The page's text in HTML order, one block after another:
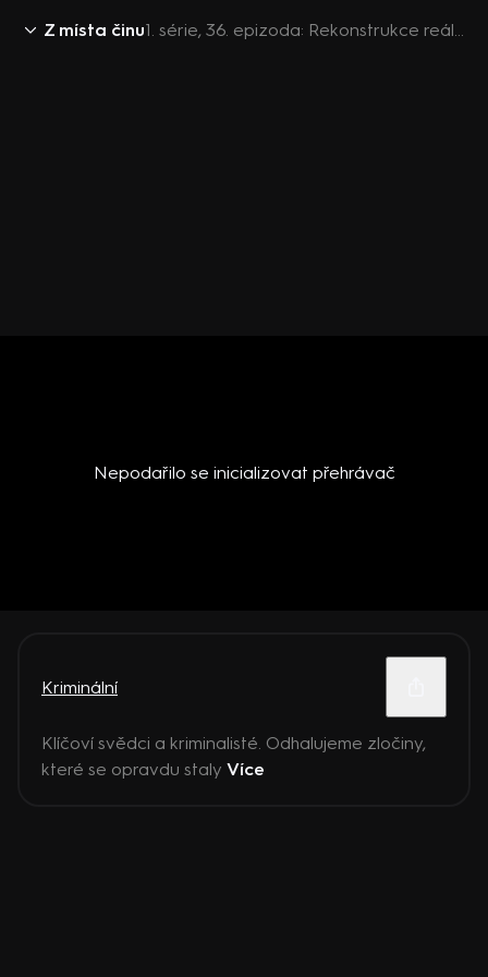
Z místa činu 1. série, 36. epizoda: Rekonstrukce reálných případů
Nepodařilo se inicializovat přehrávač
Kriminální
Klíčoví svědci a kriminalisté. Odhalujeme zločiny,
které se opravdu staly Více